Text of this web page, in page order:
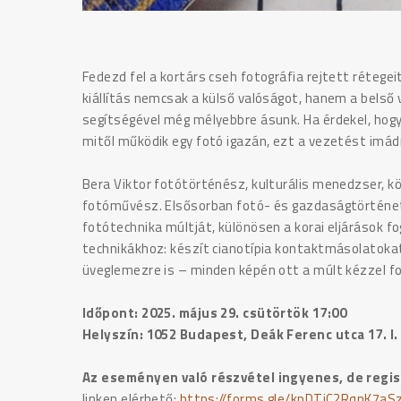
Fedezd fel a kortárs cseh fotográfia rejtett
kiállítás nemcsak a külső valóságot, hanem a
segítségével még mélyebbre ásunk. Ha érdekel,
mitől működik egy fotó igazán, ezt a vezetést
Bera Viktor fotótörténész, kulturális menedzser,
fotóművész. Elsősorban fotó- és
fotótechnika múltját, különösen a korai eljárások
technikákhoz: készít cianotípia
üveglemezre is – minden képén ott a múlt kézzel
Időpont: 2025. május 29. csütörtök 17:00
Helyszín: 1052 Budapest, Deák Ferenc utca 17.
Az eseményen való részvétel ingyenes, de